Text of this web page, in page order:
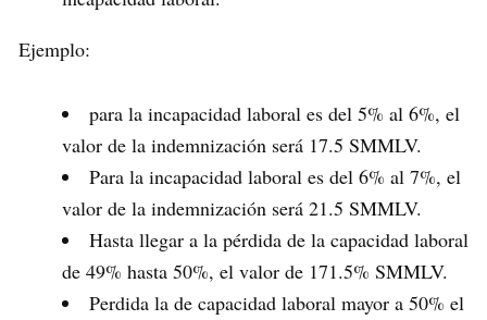
Ejemplo:
para la incapacidad laboral es del 5% al 6%, el
valor de la indemnización será 17.5 SMMLV.
Para la incapacidad laboral es del 6% al 7%, el
valor de la indemnización será 21.5 SMMLV.
Hasta llegar a la pérdida de la capacidad laboral
de 49% hasta 50%, el valor de 171.5% SMMLV.
Perdida la de capacidad laboral mayor a 50% el